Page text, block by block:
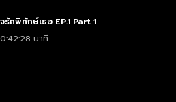
รักพิทักษ์เธอ EP.1 Part 1
0:42:28 นาที